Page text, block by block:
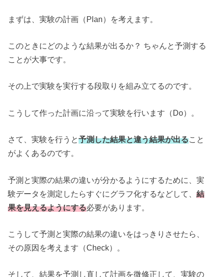
まずは、実験の計画（Plan）を考えます。
このときにどのような結果が出るか？ ちゃんと予測する
ことが大事です。
その上で実験を実行する段取りを組み立てるのです。
こうして作った計画に沿って実験を行います（Do）。
さて、実験を行うと予測した結果と違う結果が出ること
がよくあるのです。
予測と実際の結果の違いが分かるようにするために、実
験データを測定したらすぐにグラフ化するなどして、結
果を見えるようにする必要があります。
こうして予測と実際の結果の違いをはっきりさせたら、
その原因を考えます（Check）。
そして、結果を予測し直して計画を微修正して、実験の